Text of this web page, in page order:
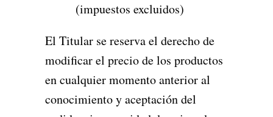
(impuestos excluidos)
El Titular se reserva el derecho de
modificar el precio de los productos
en cualquier momento anterior al
conocimiento y aceptación del